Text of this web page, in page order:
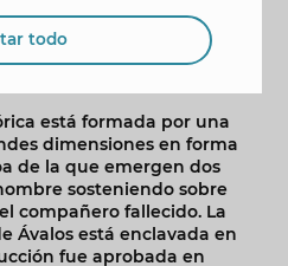
a autoridades civiles
buques militares con
está formada por una
dimensiones en forma
de la que emergen dos
sosteniendo sobre
compañero fallecido. La
Ávalos está enclavada en
fue aprobada en
todo